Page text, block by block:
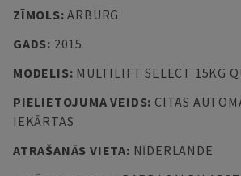
ZĪMOLS:ARBURG
GADS: 2015
MODELIS: MULTILIFT SELECT 15KG
PIELIETOJUMA VEIDS: CITAS
IEKĀRTAS
ATRAŠANĀS VIETA: NĪDERLANDE